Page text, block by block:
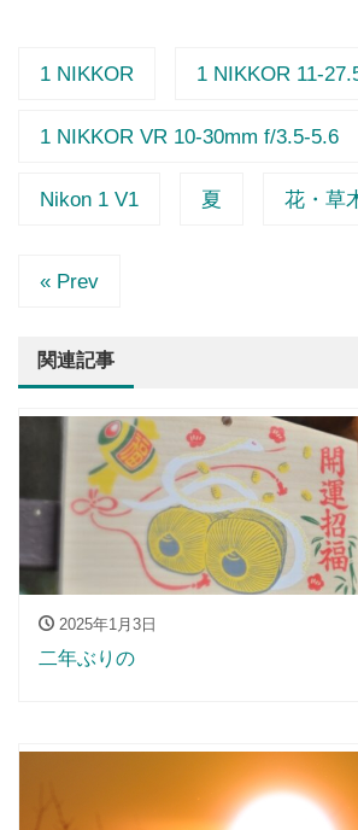
1 NIKKOR 1 NIKKOR 11-
1 NIKKOR VR 10-30mm f/3.5-5.6
Nikon 1 V1 夏 花・草
« Prev
関連記事
2025年1月3日
二年ぶりの